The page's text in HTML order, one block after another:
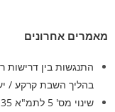
מאמרים אחרונים
התנגשות בין דרישות
בהליך השבת קרקע /
שינוי מס' 5 לתמ"א 35 / יונתן פרג'ון, עו״ד